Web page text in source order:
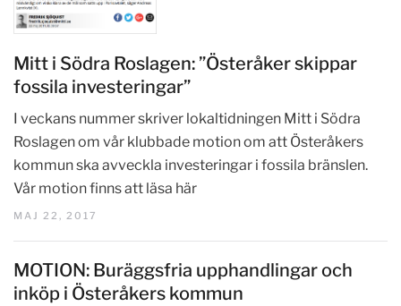
Mitt i Södra Roslagen: ”Österåker skippar
fossila investeringar”
I veckans nummer skriver lokaltidningen Mitt i Södra
Roslagen om vår klubbade motion om att Österåkers
kommun ska avveckla investeringar i fossila bränslen.
Vår motion finns att läsa här
MAJ 22, 2017
MOTION: Buräggsfria upphandlingar och
inköp i Österåkers kommun